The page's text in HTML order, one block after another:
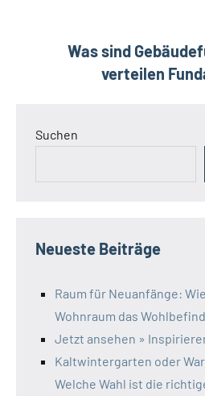
Was sind
verteilen
Suchen
Neueste Beiträge
Raum für Neuanfänge:
Wohnraum das
Jetzt ansehen »
Kaltwintergarten oder
Welche Wahl ist die